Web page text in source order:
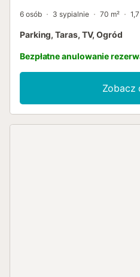
6 osób 3 sypialnie 70 m²
Parking, Taras, TV, Ogród
Bezpłatne anulowanie
Zobacz